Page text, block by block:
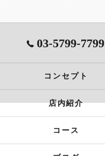
03-5799-7799
コンセプト
店内紹介
コース